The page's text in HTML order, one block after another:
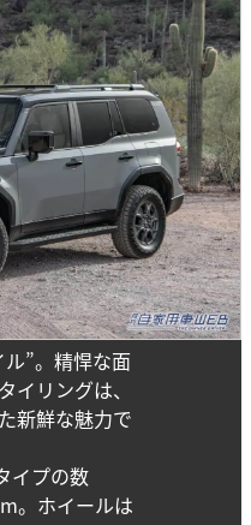
”。精悍な面
リングは、
新鮮な魅力で
イプの数
。ホイールは